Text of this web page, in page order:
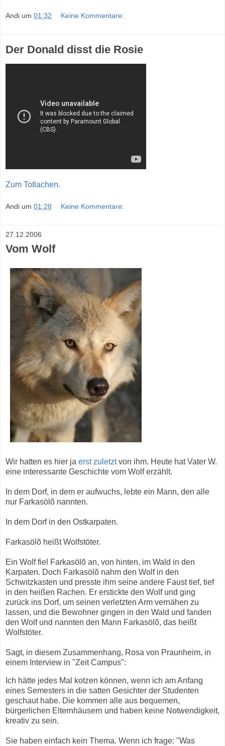
Andi um 01:32 Keine Kommentare:
Der Donald disst die Rosie
Zum Totlachen.
Andi um 01:28 Keine Kommentare:
27.12.2006
Vom Wolf
Wir hatten es hier ja erst zuletztvon ihm. Heute hat Vater W.
eine interessante Geschichte vom Wolf erzählt.
In dem Dorf, in dem er aufwuchs, lebte ein Mann, den alle
nur Farkasölõ nannten.
In dem Dorf in den Ostkarpaten.
Farkasölõ heißt Wolfstöter.
Ein Wolf fiel Farkasölõ an, von hinten, im Wald in den
Karpaten. Doch Farkasölõ nahm den Wolf in den
Schwitzkasten und presste ihm seine andere Faust tief, tief
in den heißen Rachen. Er erstickte den Wolf und ging
zurück ins Dorf, um seinen verletzten Arm vernähen zu
lassen, und die Bewohner gingen in den Wald und fanden
den Wolf und nannten den Mann Farkasölõ, das heißt
Wolfstöter.
Sagt, in diesem Zusammenhang, Rosa von Praunheim, in
einem Interview in "Zeit Campus":
Ich hätte jedes Mal kotzen können, wenn ich am Anfang
eines Semesters in die satten Gesichter der Studenten
geschaut habe. Die kommen alle aus bequemen,
bürgerlichen Elternhäusern und haben keine Notwendigkeit,
kreativ zu sein.
Sie haben einfach kein Thema. Wenn ich frage: "Was